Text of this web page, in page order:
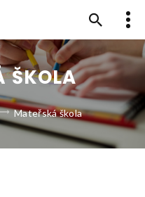
ŠKOLA
Mateřská škola